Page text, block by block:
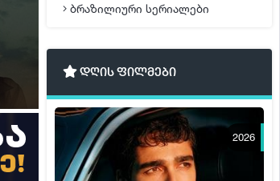
ბრაზილიური სერიალები
დღის ფილმები
2026